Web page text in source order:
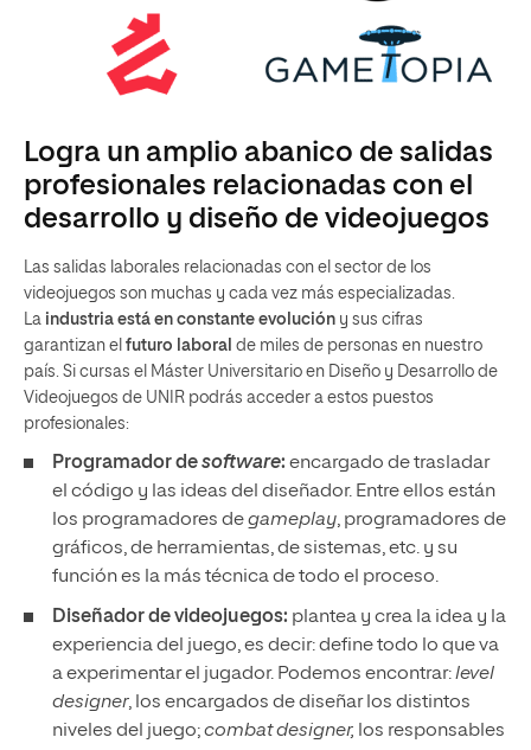
Logra un amplio abanico de salidas
profesionales relacionadas con el
desarrollo y diseño de videojuegos
Las salidas laborales relacionadas con el sector de los
videojuegos son muchas y cada vez más especializadas.
La industria está en constante evolución y sus cifras
garantizan el futuro laboral de miles de personas en nuestro
país. Si cursas el Máster Universitario en Diseño y Desarrollo de
Videojuegos de UNIR podrás acceder a estos puestos
profesionales:
Programador desoftware: encargado de trasladar
el código y las ideas del diseñador. Entre ellos están
los programadores degameplay, programadores de
gráficos, de herramientas, de sistemas, etc. y su
función es la más técnica de todo el proceso.
Diseñador de videojuegos: plantea y crea la idea y la
experiencia del juego, es decir: define todo lo que va
a experimentar el jugador. Podemos encontrar:level
designer, los encargados de diseñar los distintos
niveles del juego;combat designer, los responsables